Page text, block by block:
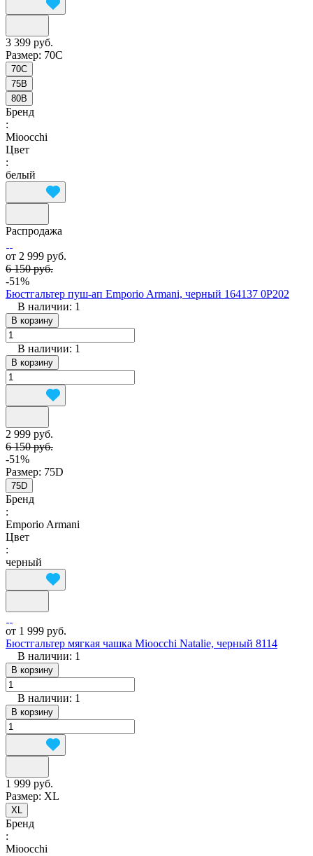
3 399 руб.
Размер: 70C
70C
75B
80B
Бренд
:
Mioocchi
Цвет
:
белый
Распродажа
от 2 999 руб.
6 150 руб.
-51%
Бюстгальтер пуш-ап Emporio Armani, черный 164137 0P202
В наличии: 1
В корзину
В наличии: 1
В корзину
2 999 руб.
6 150 руб.
-51%
Размер: 75D
75D
Бренд
:
Emporio Armani
Цвет
:
черный
от 1 999 руб.
Бюстгальтер мягкая чашка Mioocchi Natalie, черный 8114
В наличии: 1
В корзину
В наличии: 1
В корзину
1 999 руб.
Размер: XL
XL
Бренд
:
Mioocchi